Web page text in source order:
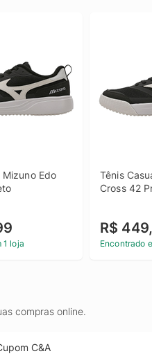
Mizuno Edo
1 loja
Tênis
Cross 42
R$
Encontrado
compras online.
C&A